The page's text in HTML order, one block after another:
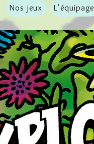
Nos jeux L'équipage